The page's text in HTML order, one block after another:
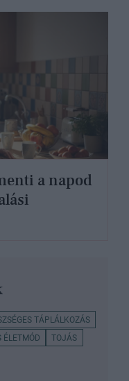
a napod
TÁPLÁLKOZÁS
ÉLETMÓD
TOJÁS